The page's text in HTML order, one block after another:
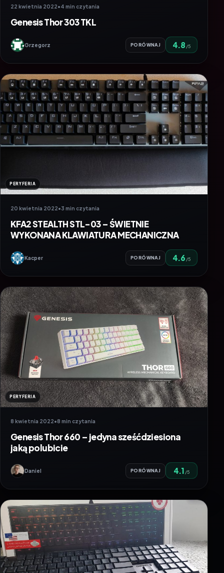
22 kwietnia 2022•4 min czytania
Genesis Thor 303 TKL
Grzegorz PORÓWNAJ 4.8 /5
PERYFERIA
20 kwietnia 2022•3 min czytania
KFA2 STEALTH STL-03 – ŚWIETNIE
WYKONANA KLAWIATURA MECHANICZNA
Kacper PORÓWNAJ 4.6 /5
PERYFERIA
8 kwietnia 2022•8 min czytania
Genesis Thor 660 – jedyna sześćdziesiona
jaką polubicie
Daniel PORÓWNAJ 4.1 /5